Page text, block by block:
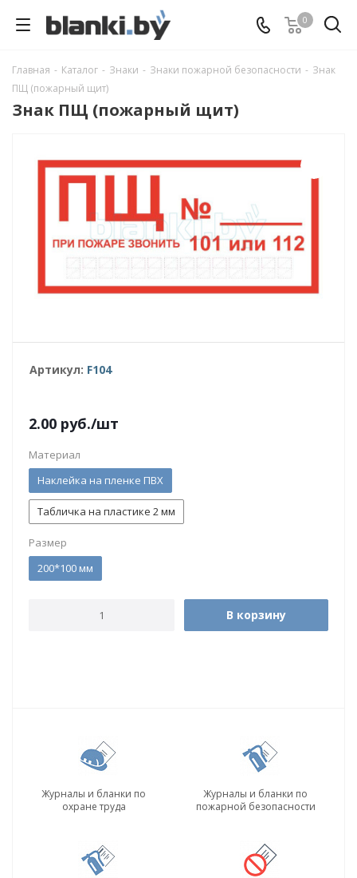
0
Главная - Каталог - Знаки - Знаки пожарной безопасности - Знак
ПЩ (пожарный щит)
Знак ПЩ (пожарный щит)
Артикул: F104
2.00 руб./шт
Материал
Наклейка на пленке ПВХ
Табличка на пластике 2 мм
Размер
200*100 мм
В корзину
Журналы и бланки по
охране труда
Журналы и бланки по
пожарной безопасности